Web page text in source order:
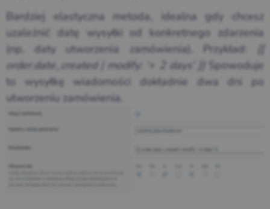
Bardziej elastyczna metoda, idealna gdy chcesz
uzależnić datę wysyłki od konkretnego zdarzenia
(np. daty utworzenia zamówienia). Przykład:
order.date_created | modify: ‘+ 2 days’ }}
Spowoduje
to wysyłkę wiadomości dokładnie dwa dni po
utworzeniu zamówienia.